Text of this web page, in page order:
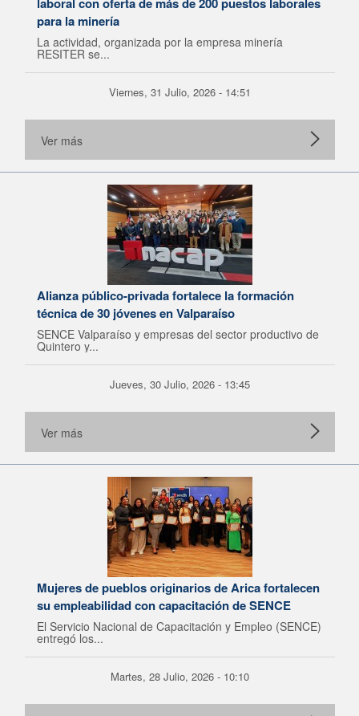
para la minería
La actividad, organizada por la empresa minería
RESITER se...
Viernes, 31 Julio, 2026 - 14:51
Ver más
Alianza público-privada fortalece la formación
técnica de 30 jóvenes en Valparaíso
SENCE Valparaíso y empresas del sector productivo de
Quintero y...
Jueves, 30 Julio, 2026 - 13:45
Ver más
Mujeres de pueblos originarios de Arica fortalecen
su empleabilidad con capacitación de SENCE
El Servicio Nacional de Capacitación y Empleo (SENCE)
entregó los...
Martes, 28 Julio, 2026 - 10:10